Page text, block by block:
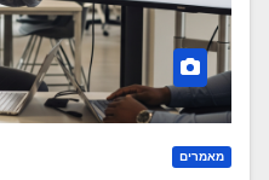
מאמרים